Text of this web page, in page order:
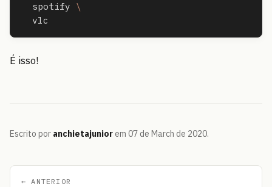
  spotify
\
É isso!
Escrito por anchietajunior em 07 de March de 2020.
← ANTERIOR